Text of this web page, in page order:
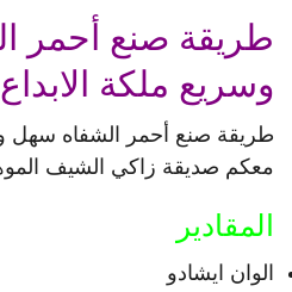
طريقة صنع أحمر
وسريع ملكة الابداع
طريقة صنع أحمر الشفاه سهل
معكم صديقة زاكي الشيف
المقادير
الوان ايشادو